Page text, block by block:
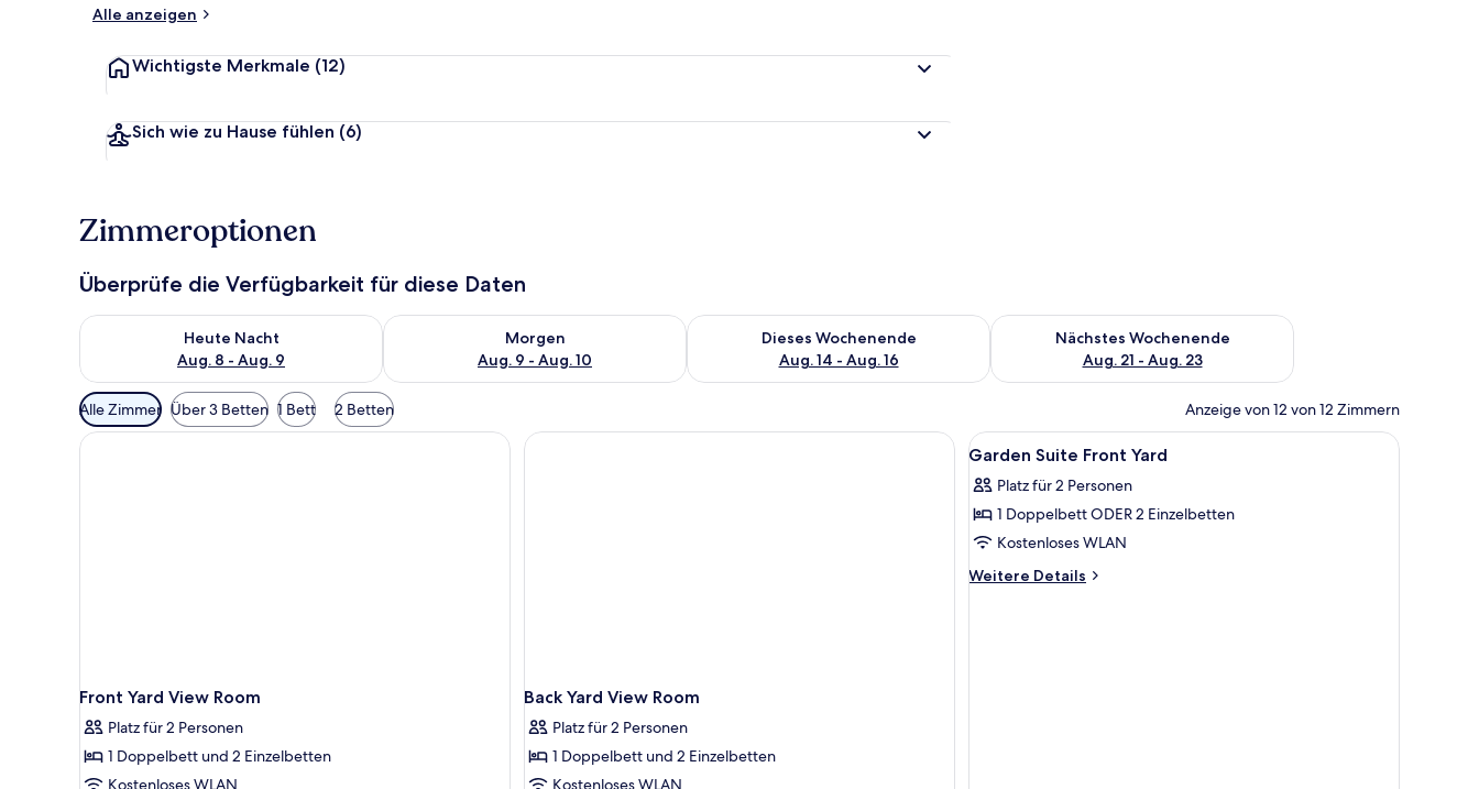
Alle anzeigen
Wichtigste Merkmale (12)
Sich wie zu Hause fühlen (6)
Zimmeroptionen
Überprüfe die Verfügbarkeit für diese Daten
Heute Nacht
Aug. 8 - Aug. 9
Überprüfe die Verfügbarkeit für heute Nacht, Aug. 8 - Aug. 9.
Morgen
Aug. 9 - Aug. 10
Überprüfe die Verfügbarkeit für morgen, Aug. 9 - Aug. 10.
Dieses Wochenende
Aug. 14 - Aug. 16
Überprüfe die Verfügbarkeit für dieses Wochenende, Aug. 14 - Aug. 16.
Nächstes Wochenende
Aug. 21 - Aug. 23
Überprüfe die Verfügbarkeit für nächstes Wochenende, Aug.
Verfügbare
Filter
für
Alle Zimmer Über 3 Betten 1 Bett 2 Betten Anzeige von 12 von 12 Zimmern
Front Yard View Room
Platz für 2 Personen
1 Doppelbett und 2 Einzelbetten
Kostenloses WLAN
Back Yard View Room
Platz für 2 Personen
1 Doppelbett und 2 Einzelbetten
Kostenloses WLAN
Alle
Fotos
für
Garden
Suite
Front
Ein Hotelzimmer mit einem großen Bett,
4
Garden Suite Front Yard
Platz für 2 Personen
1 Doppelbett ODER 2 Einzelbetten
Kostenloses WLAN
Weitere Details
Weitere